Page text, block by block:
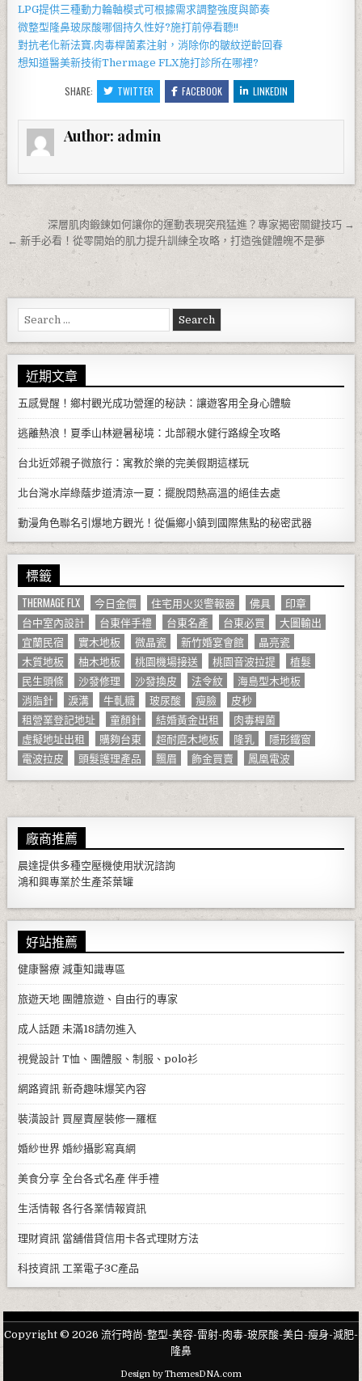
LPG提供三種動力輪軸模式可根據需求調整強度與節奏
微整型隆鼻玻尿酸哪個持久性好?施打前停看聽!!
對抗老化新法寶,肉毒桿菌素注射，消除你的皺紋逆齡回春
想知道醫美新技術Thermage FLX施打診所在哪裡?
SHARE: TWITTER FACEBOOK LINKEDIN
Author: admin
文章導覽
深層肌肉鍛鍊如何讓你的運動表現突飛猛進？專家揭密關鍵技巧 →
← 新手必看！從零開始的肌力提升訓練全攻略，打造強健體魄不是夢
Search for:
近期文章
五感覺醒！鄉村觀光成功營運的秘訣：讓遊客用全身心體驗
逃離熱浪！夏季山林避暑秘境：北部親水健行路線全攻略
台北近郊親子微旅行：寓教於樂的完美假期這樣玩
北台灣水岸綠蔭步道清涼一夏：擺脫悶熱高溫的絕佳去處
動漫角色聯名引爆地方觀光！從偏鄉小鎮到國際焦點的秘密武器
標籤
THERMAGE FLX 今日金價 住宅用火災警報器 佛具
印章
台中室內設計
台東伴手禮 台東名產 台東必買
大圖輸出
宜蘭民宿
實木地板 微晶瓷 新竹婚宴會館
晶亮瓷
木質地板
柚木地板 桃園機場接送 桃園音波拉提
植髮
民生頭條
沙發修理 沙發換皮 法令紋
海島型木地板
消脂針
淚溝 牛軋糖 玻尿酸 瘦臉
皮秒
租營業登記地址
童顏針 結婚黃金出租
肉毒桿菌
虛擬地址出租
購夠台東 超耐磨木地板 隆乳
隱形鐵窗
電波拉皮
頭髮護理產品 飄眉 飾金買賣 鳳凰電波
廠商推薦
晨達提供多種空壓機使用狀況諮詢
鴻和興專業於生產茶葉罐
好站推薦
健康醫療 減重知識專區
旅遊天地 團體旅遊、自由行的專家
成人話題 未滿18請勿進入
視覺設計 T恤、團體服、制服、polo衫
網路資訊 新奇趣味爆笑內容
裝潢設計 買屋賣屋裝修一羅框
婚紗世界 婚紗攝影寫真網
美食分享 全台各式名產 伴手禮
生活情報 各行各業情報資訊
理財資訊 當舖借貸信用卡各式理財方法
科技資訊 工業電子3C產品
Copyright © 2026 流行時尚-整型-美容-雷射-肉毒-玻尿酸-美白-瘦身-減肥-
隆鼻
Design by ThemesDNA.com